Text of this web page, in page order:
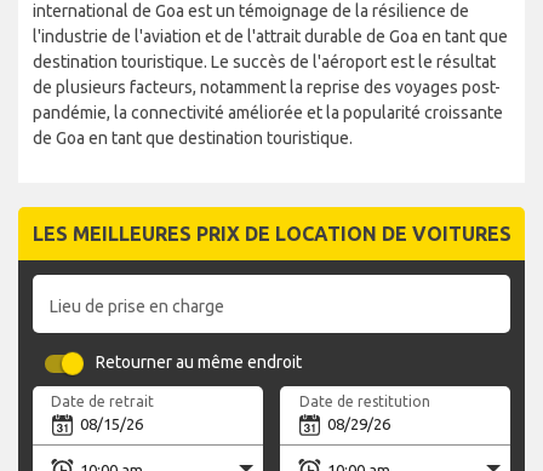
international de Goa est un témoignage de la résilience de
l'industrie de l'aviation et de l'attrait durable de Goa en tant que
destination touristique. Le succès de l'aéroport est le résultat
de plusieurs facteurs, notamment la reprise des voyages post-
pandémie, la connectivité améliorée et la popularité croissante
de Goa en tant que destination touristique.
LES MEILLEURES PRIX DE LOCATION DE VOITURES
Lieu de prise en charge
Retourner au même endroit
Date de retrait Date de restitution